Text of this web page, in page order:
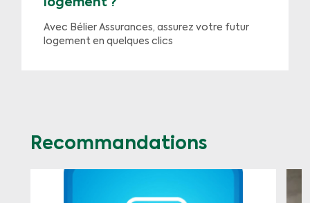
logement ?
Avec Bélier Assurances, assurez votre futur
logement en quelques clics
Recommandations